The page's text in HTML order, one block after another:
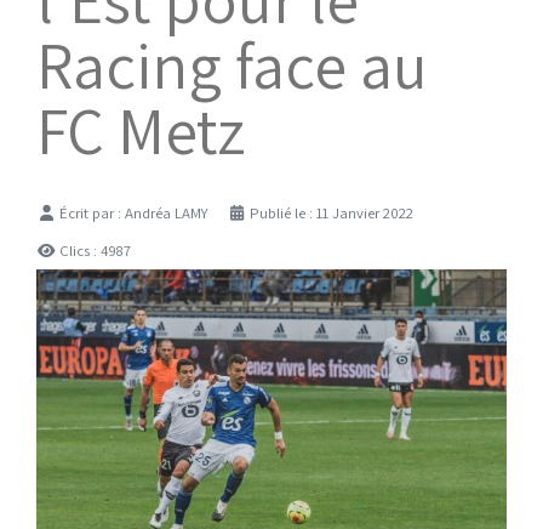
Racing face au
FC Metz
DétailsÉcrit par : Andréa LAMY
Publié le : 11 Janvier 2022
Clics : 4987